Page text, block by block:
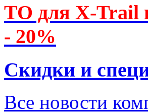
ТО для X-Trail
- 20%
Скидки и
Все новости